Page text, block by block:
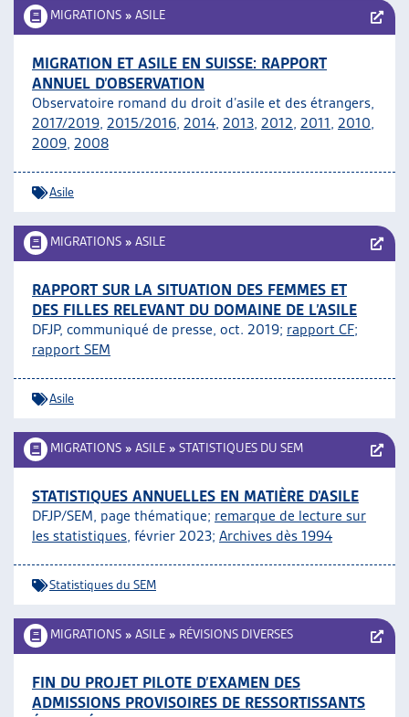
MIGRATIONS » ASILE
MIGRATION ET ASILE EN SUISSE: RAPPORT
ANNUEL D’OBSERVATION
Observatoire romand du droit d’asile et des étrangers,
2017/2019, 2015/2016, 2014, 2013, 2012, 2011, 2010,
2009, 2008
Asile
MIGRATIONS » ASILE
RAPPORT SUR LA SITUATION DES FEMMES ET
DES FILLES RELEVANT DU DOMAINE DE L’ASILE
DFJP, communiqué de presse, oct. 2019; rapport CF;
rapport SEM
Asile
MIGRATIONS » ASILE » STATISTIQUES DU SEM
STATISTIQUES ANNUELLES EN MATIÈRE D’ASILE
DFJP/SEM, page thématique; remarque de lecture sur
les statistiques, février 2023; Archives dès 1994
Statistiques du SEM
MIGRATIONS » ASILE » RÉVISIONS DIVERSES
FIN DU PROJET PILOTE D’EXAMEN DES
ADMISSIONS PROVISOIRES DE RESSORTISSANTS